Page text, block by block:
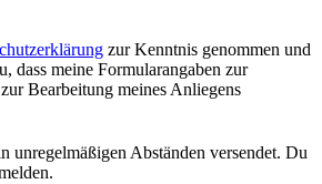
zur Kenntnis genommen und
dass meine Formularangaben zur
Bearbeitung meines Anliegens
unregelmäßigen Abständen versendet. Du